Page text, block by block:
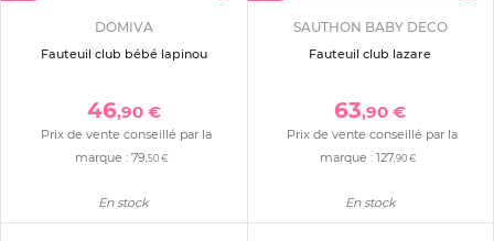
DOMIVA
Fauteuil club bébé lapinou
46,90 €
Prix de vente conseillé par la
marque : 79 ,50 €
En stock
SAUTHON BABY DECO
Fauteuil club lazare
63,90 €
Prix de vente conseillé par la
marque : 127,90 €
En stock